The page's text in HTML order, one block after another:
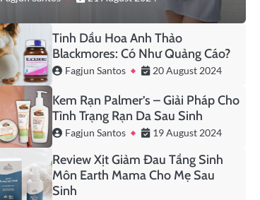
Tinh Dầu Hoa Anh Thảo
Blackmores: Có Như Quảng Cáo?
Fagjun Santos 20 August 2024
Kem Rạn Palmer’s – Giải Pháp Cho
Tình Trạng Rạn Da Sau Sinh
Fagjun Santos 19 August 2024
Review Xịt Giảm Đau Tầng Sinh
Môn Earth Mama Cho Mẹ Sau
Sinh